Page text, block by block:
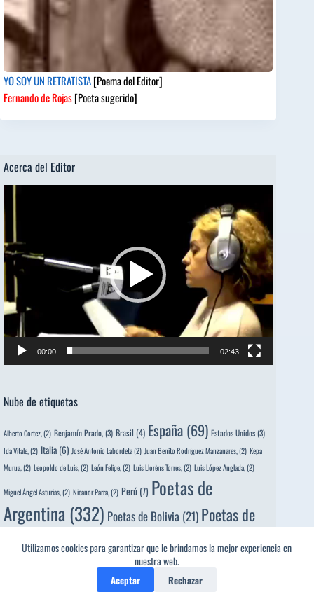
Utilizamos cookies para garantizar que le brindamos la mejor experiencia en
nuestra web.
Aceptar Rechazar
YO SOY UN RETRATISTA[Poema del Editor]
Fernando de Rojas[Poeta sugerido]
Acerca del Editor
de
vídeo
00:00 02:43
Nube de etiquetas
Alberto Cortez,(2) Benjamín Prado,(3) Brasil (4) España (69) Estados Unidos(3)
Ida Vitale,(2) Italia (6) José Antonio Labordeta(2) Juan Benito Rodríguez Manzanares,(2) Kepa
Murua,(2) Leopoldo de Luis,(2) León Felipe,(2) Luis Llorèns Torres,(2) Luis López Anglada,(2)
Miguel Ángel Asturias,(2) Nicanor Parra,(2) Perú (7) Poetas de
Argentina (332) Poetas de Bolivia (21) Poetas de
Chile (121) Poetas de Colombia (140)
Poetas de
Poetas de Cuba(118)
Poetas de
Poetas de El Salvador(64)